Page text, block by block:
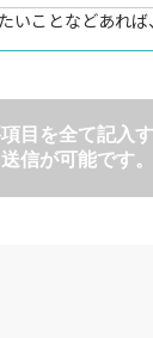
いことなどあれば
目を全て記入
送信が可能です。